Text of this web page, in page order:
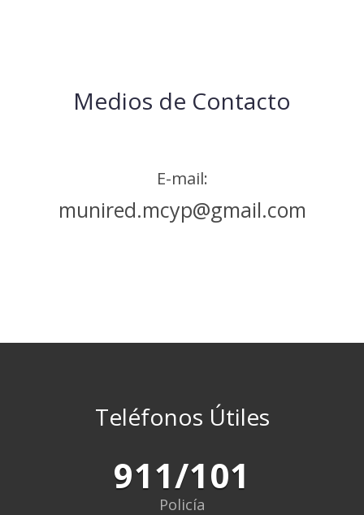
Medios de Contacto
E-mail:
munired.mcyp@gmail.com
Teléfonos Útiles
911/101
Policía